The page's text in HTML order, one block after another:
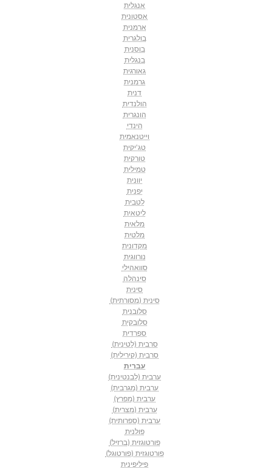
אנגלית
אסטונית
ארמנית
בולגרית
בוסנית
בנגלית
גאורגית
גרמנית
דנית
הולנדית
הונגרית
הינדי
וייטנאמית
טג'יקית
טורקית
טמילית
יוונית
יפנית
לטבית
ליטאית
מלאית
מלטית
מקדונית
נורווגית
סוואהילי
סינהלה
סינית
סינית (מסורתית)
סלובנית
סלובקית
ספרדית
סרבית (לטינית)
סרבית (קירילית)
עברית
ערבית (לבנטינית)
ערבית (מגרבית)
ערבית (מפרץ)
ערבית (מצרית)
ערבית (ספרותית)
פולנית
פורטוגזית (ברזיל)
פורטוגזית (פורטוגל)
פיליפינית